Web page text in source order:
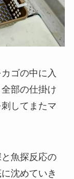
ゴの中に入
部の仕掛け
してまたマ
魚探反応の
沈めていき